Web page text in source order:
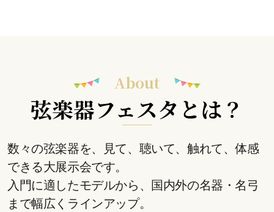
About
弦楽器フェスタとは？
数々の弦楽器を、見て、聴いて、触れて、体感
できる大展示会です。
入門に適したモデルから、国内外の名器・名弓
まで幅広くラインアップ。